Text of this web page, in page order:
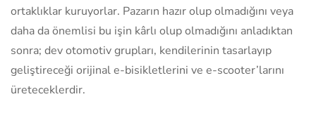
ortaklıklar kuruyorlar. Pazarın hazır olup olmadığını veya
daha da önemlisi bu işin kârlı olup olmadığını anladıktan
sonra; dev otomotiv grupları, kendilerinin tasarlayıp
geliştireceği orijinal e-bisikletlerini ve e-scooter’larını
üreteceklerdir.